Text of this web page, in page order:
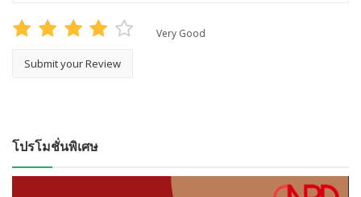
Very Good
โปรโมชั่นพิเศษ